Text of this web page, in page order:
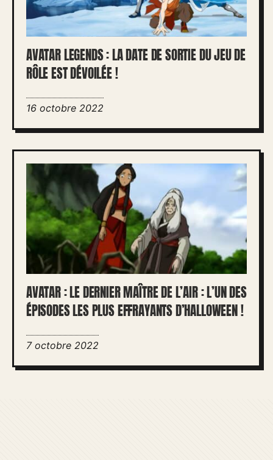
AVATAR LEGENDS : LA DATE DE SORTIE DU JEU DE
RÔLE EST DÉVOILÉE !
16 octobre 2022
AVATAR : LE DERNIER MAÎTRE DE L’AIR : L’UN DES
ÉPISODES LES PLUS EFFRAYANTS D’HALLOWEEN !
7 octobre 2022